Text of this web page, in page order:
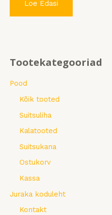
Tootekategooriad
Pood
Kõik tooted
Suitsuliha
Kalatooted
Suitsukana
Ostukorv
Kassa
Juraka koduleht
Kontakt
Loe Edasi